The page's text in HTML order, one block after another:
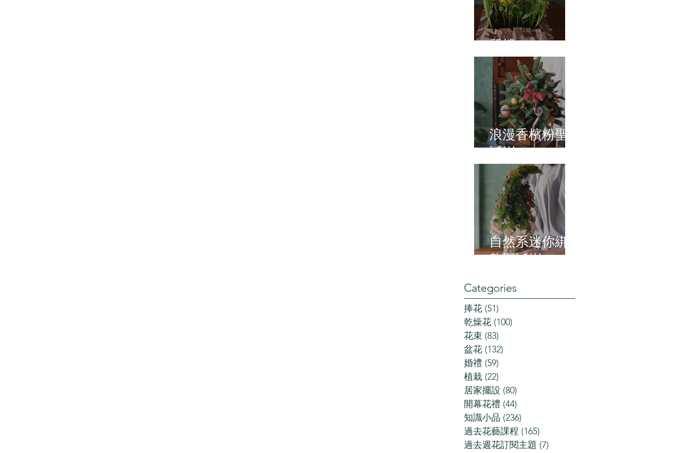
質樸
浪漫香檳粉聖
誕樹
自然系迷你綁
紮聖誕樹
Categories
捧花 (51)
乾燥花 (100)
花束 (83)
盆花 (132)
婚禮 (59)
植栽 (22)
居家擺設 (80)
開幕花禮 (44)
知識小品 (236)
過去花藝課程 (165)
過去週花訂閱主題 (7)